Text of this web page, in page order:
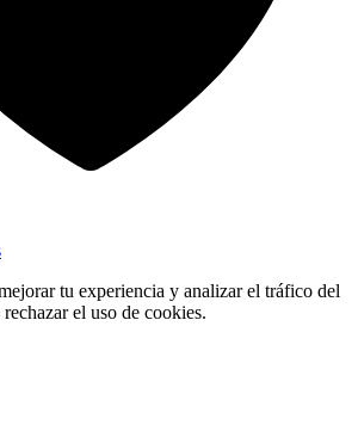
tu experiencia y analizar el tráfico del
el uso de cookies.